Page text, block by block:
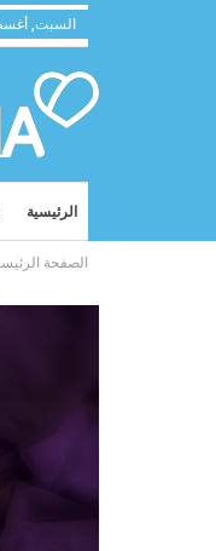
السبت, أغسطس
الرئيسية
الصفحة